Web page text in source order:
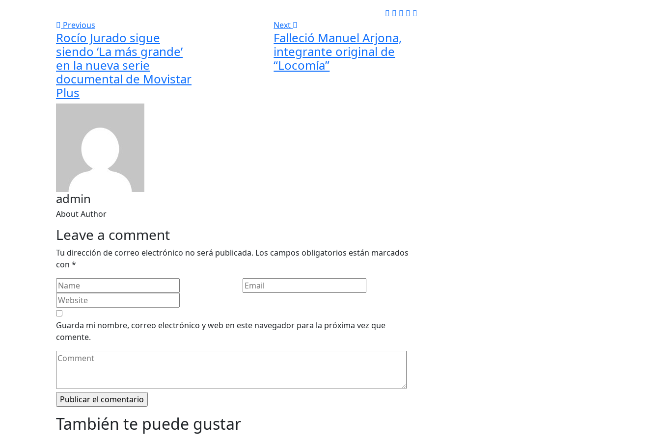
Previous
Rocío Jurado sigue
siendo ‘La más grande’
en la nueva serie
documental de Movistar
Plus
Next
Falleció Manuel Arjona,
integrante original de
“Locomía”
admin
About Author
Leave a comment
Tu dirección de correo electrónico no será publicada. Los campos obligatorios están marcados
con *
Guarda mi nombre, correo electrónico y web en este navegador para la próxima vez que
comente.
También te puede gustar